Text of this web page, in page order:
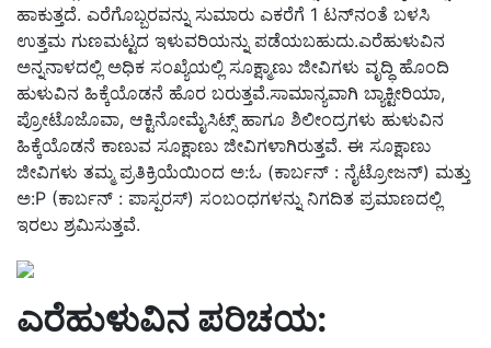
ಹಾಕುತ್ತದೆ. ಎರೆಗೊಬ್ಬರವನ್ನು ಸುಮಾರು ಎಕರೆಗೆ 1 ಟನ್‍ನಂತೆ ಬಳಸಿ
ಉತ್ತಮ ಗುಣಮಟ್ಟದ ಇಳುವರಿಯನ್ನು ಪಡೆಯಬಹುದು.ಎರೆಹುಳುವಿನ
ಅನ್ನನಾಳದಲ್ಲಿ ಅಧಿಕ ಸಂಖ್ಯೆಯಲ್ಲಿ ಸೂಕ್ಷ್ಮಾಣು ಜೀವಿಗಳು ವೃದ್ಧಿ ಹೊಂದಿ
ಹುಳುವಿನ ಹಿಕ್ಕೆಯೊಡನೆ ಹೊರ ಬರುತ್ತವೆ.ಸಾಮಾನ್ಯವಾಗಿ ಬ್ಯಾಕ್ಟೀರಿಯಾ,
ಪ್ರೋಟೊಜೊವಾ, ಆಕ್ಟಿನೋಮೈಸಿಟ್ಸ್ ಹಾಗೂ ಶಿಲೀಂದ್ರಗಳು ಹುಳುವಿನ
ಹಿಕ್ಕೆಯೊಡನೆ ಕಾಣುವ ಸೂಕ್ಷಾಣು ಜೀವಿಗಳಾಗಿರುತ್ತವೆ. ಈ ಸೂಕ್ಷಾಣು
ಜೀವಿಗಳು ತಮ್ಮ ಪ್ರತಿಕ್ರಿಯೆಯಿಂದ ಅ:ಓ (ಕಾರ್ಬನ್ : ನೈಟ್ರೋಜನ್) ಮತ್ತು
ಅ:P (ಕಾರ್ಬನ್ : ಪಾಸ್ಪರಸ್) ಸಂಬಂಧಗಳನ್ನು ನಿಗದಿತ ಪ್ರಮಾಣದಲ್ಲಿ
ಇರಲು ಶ್ರಮಿಸುತ್ತವೆ.
ಎರೆಹುಳುವಿನ ಪರಿಚಯ: